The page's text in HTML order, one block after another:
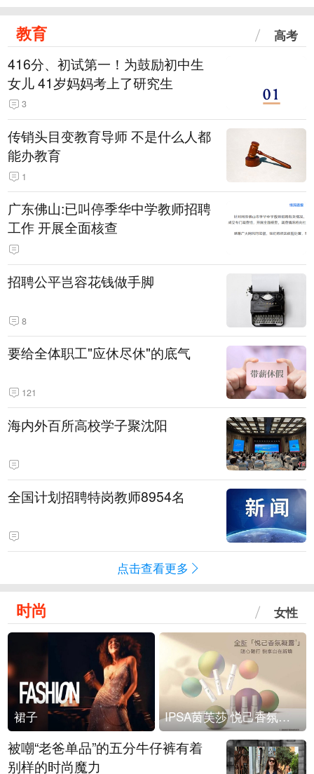
教育 高考
416分、初试第一！为鼓励初中生
女儿 41岁妈妈考上了研究生
3
传销头目变教育导师 不是什么人都
能办教育
1
广东佛山:已叫停季华中学教师招聘
工作 开展全面核查
招聘公平岂容花钱做手脚
8
要给全体职工"应休尽休"的底气
121
海内外百所高校学子聚沈阳
全国计划招聘特岗教师8954名
点击查看更多
时尚 女性
裙子 IPSA茵芙莎 悦己香氛凝露上市
被嘲“老爸单品”的五分牛仔裤有着
别样的时尚魔力